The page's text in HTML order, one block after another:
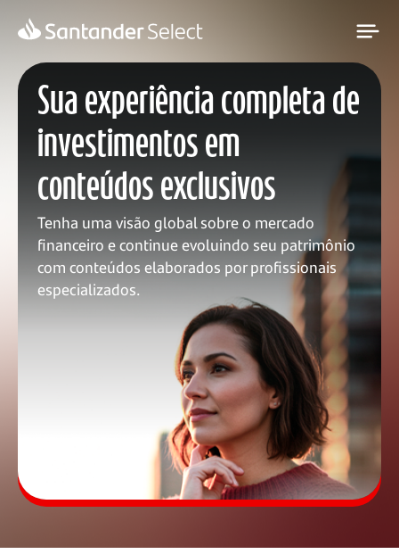
Sua experiência completa de
investimentos em
conteúdos exclusivos
Tenha uma visão global sobre o mercado
financeiro e continue evoluindo seu patrimônio
com conteúdos elaborados por profissionais
especializados.